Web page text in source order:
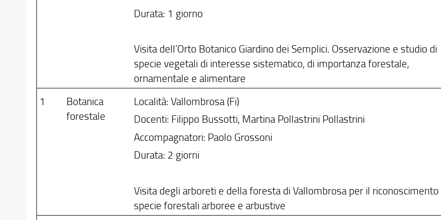
Durata: 1 giorno
Visita dell’Orto Botanico Giardino dei Semplici. Osservazione e studio di
specie vegetali di interesse sistematico, di importanza forestale,
ornamentale e alimentare
1
Botanica
forestale
Località: Vallombrosa (Fi)
Docenti: Filippo Bussotti, Martina Pollastrini Pollastrini
Accompagnatori: Paolo Grossoni
Durata: 2 giorni
Visita degli arboreti e della foresta di Vallombrosa per il riconoscimento
specie forestali arboree e arbustive